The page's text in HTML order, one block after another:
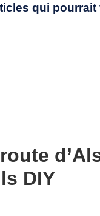
qui
DIY